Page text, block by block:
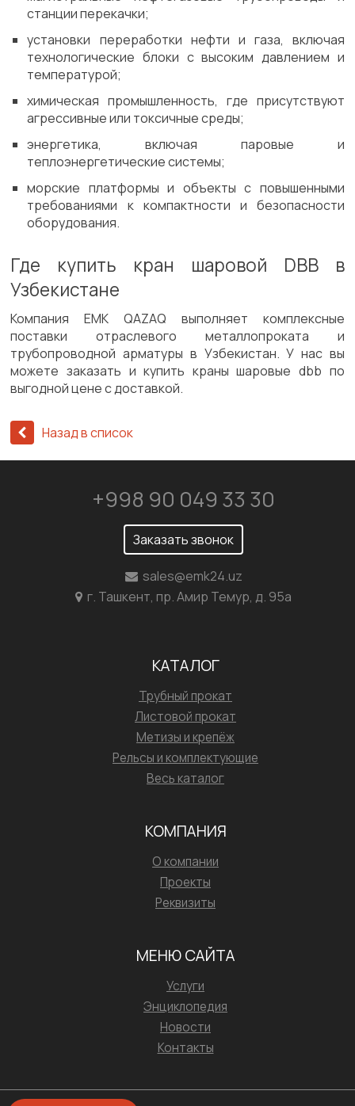
станции перекачки;
установки переработки нефти и газа, включая
технологические блоки с высоким давлением и
температурой;
химическая промышленность, где присутствуют
агрессивные или токсичные среды;
энергетика, включая паровые и
теплоэнергетические системы;
морские платформы и объекты с повышенными
требованиями к компактности и безопасности
оборудования.
Где купить кран шаровой DBB в
Узбекистане
Компания ЕМК QAZAQ выполняет комплексные
поставки отраслевого металлопроката и
трубопроводной арматуры в Узбекистан. У нас вы
можете заказать и купить краны шаровые dbb по
выгодной цене с доставкой.
Назад в список
+998 90 049 33 30
Заказать звонок
sales@emk24.uz
г. Ташкент, пр. Амир Темур, д. 95а
КАТАЛОГ
Трубный прокат
Листовой прокат
Метизы и крепёж
Рельсы и комплектующие
Весь каталог
КОМПАНИЯ
О компании
Проекты
Реквизиты
МЕНЮ САЙТА
Услуги
Энциклопедия
Новости
Контакты